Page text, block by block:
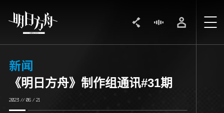
新闻
《明日方舟》制作组通讯#31期
2023 // 06 / 21